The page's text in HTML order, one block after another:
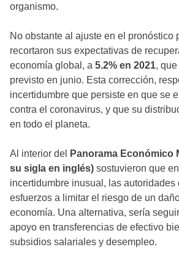
organismo.
No obstante al ajuste en el pronóstico
recortaron sus expectativas de
economía global, a 5.2% en 2021,
previsto en junio. Esta corrección,
incertidumbre que persiste en que se
contra el coronavirus, y que su
en todo el planeta.
Al interior del
Panorama Económico
su sigla en inglés) sostuvieron que
incertidumbre inusual, las autoridades
esfuerzos a limitar el riesgo de un
economía. Una alternativa, sería
apoyo en transferencias de efectivo
subsidios salariales y desempleo.